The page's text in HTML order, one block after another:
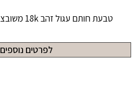
טבעת חותם עגול זהב 18k משובצת יהלומים שחורים
לפרטים נוספים